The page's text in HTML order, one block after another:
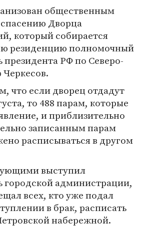
общественным
Дворца
который собирается
резиденцию полномочный
президента РФ по Северо-
что если дворец отдадут
то 488 парам, которые
и приблизительно
записанным парам
расписываться в другом
выступил
городской администрации,
всех, кто уже подал
в брак, расписать
набережной.